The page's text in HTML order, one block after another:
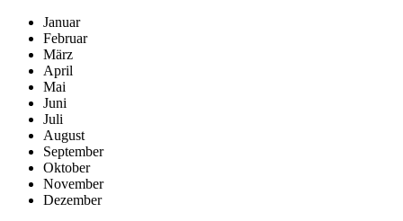
Januar
Februar
März
April
Mai
Juni
Juli
August
September
Oktober
November
Dezember